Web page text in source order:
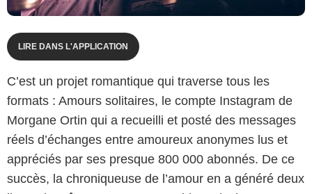
LIRE DANS L'APPLICATION
C’est un projet romantique qui traverse tous les
formats : Amours solitaires, le compte Instagram de
Morgane Ortin qui a recueilli et posté des messages
réels d’échanges entre amoureux anonymes lus et
appréciés par ses presque 800 000 abonnés. De ce
succès, la chroniqueuse de l’amour en a généré deux